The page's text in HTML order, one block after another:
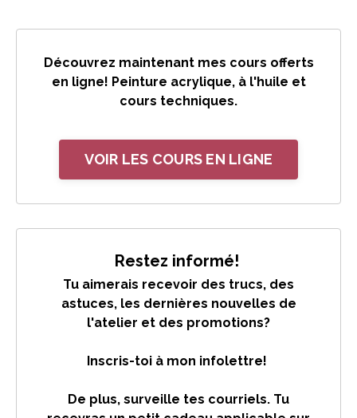
Découvrez maintenant mes cours offerts
en ligne! Peinture acrylique, à l'huile et
cours techniques.
VOIR LES COURS EN LIGNE
Restez informé!
Tu aimerais recevoir des trucs, des
astuces, les dernières nouvelles de
l'atelier et des promotions?
Inscris-toi à mon infolettre!
De plus, surveille tes courriels. Tu